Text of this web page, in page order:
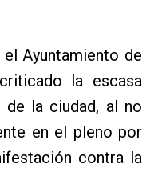
Ayuntamiento de
la escasa
la ciudad, al no
en el pleno por
contra la